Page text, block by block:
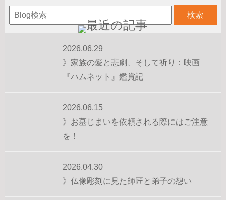
2026.06.29
》家族の愛と悲劇、そして祈り：映画
『ハムネット』鑑賞記
2026.06.15
》お墓じまいを依頼される際にはご注意
を！
2026.04.30
》仏像彫刻に見た師匠と弟子の想い